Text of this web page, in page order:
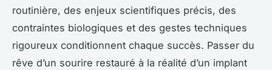
routinière, des enjeux scientifiques précis, des
contraintes biologiques et des gestes techniques
rigoureux conditionnent chaque succès. Passer du
rêve d’un sourire restauré à la réalité d’un implant